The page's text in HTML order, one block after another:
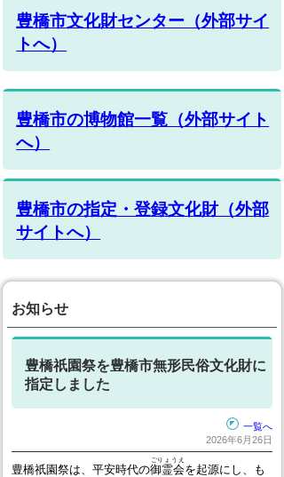
豊橋市文化財センター（外部サイ
トへ）
豊橋市の博物館一覧（外部サイト
へ）
豊橋市の指定・登録文化財（外部
サイトへ）
お知らせ
豊橋祇園祭を豊橋市無形民俗文化財に
指定しました
一覧へ
2026年6月26日
豊橋祇園祭は、平安時代の御霊会
ごりょうえ
を起源にし、も